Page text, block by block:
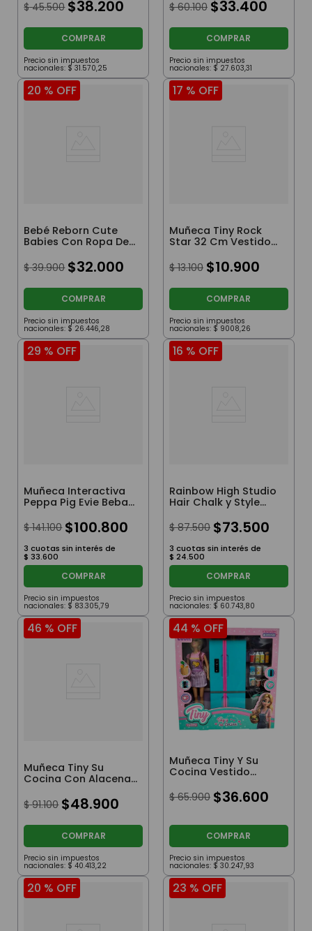
Cm
$ 45.500 $38.200
COMPRAR
Precio sin impuestos
nacionales: $ 31.570,25
$ 60.100 $33.400
COMPRAR
Precio sin impuestos
nacionales: $ 27.603,31
20 % OFF
Bebé Reborn Cute
Babies Con Ropa De
$ 39.900 $32.000
COMPRAR
Precio sin impuestos
nacionales: $ 26.446,28
17 % OFF
Muñeca Tiny Rock
Star 32 Cm Vestido
Rosa
$ 13.100 $10.900
COMPRAR
Precio sin impuestos
nacionales: $ 9008,26
29 % OFF
Muñeca Interactiva
Peppa Pig Evie Beba
30Cm
$ 141.100 $100.800
3 cuotas sin interés de
$ 33.600
COMPRAR
Precio sin impuestos
nacionales: $ 83.305,79
16 % OFF
Rainbow High Studio
Hair Chalk y Style
Amaya Raine 27 Cm
$ 87.500 $73.500
3 cuotas sin interés de
$ 24.500
COMPRAR
Precio sin impuestos
nacionales: $ 60.743,80
46 % OFF
Muñeca Tiny Su
Cocina Con Alacena
$ 91.100 $48.900
COMPRAR
Precio sin impuestos
nacionales: $ 40.413,22
44 % OFF
Muñeca Tiny Y Su
Cocina Vestido
Accesorios
$ 65.900 $36.600
COMPRAR
Precio sin impuestos
nacionales: $ 30.247,93
20 % OFF 23 % OFF